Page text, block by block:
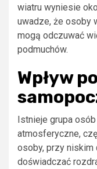
wiatru wyniesie
uwadze, że osoby
mogą odczuwać
podmuchów.
Wpływ
Istnieje grupa
atmosferyczne,
osoby, przy niskim
doświadczać